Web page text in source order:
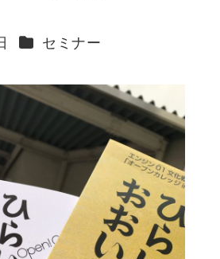
カテゴリー
セミナー